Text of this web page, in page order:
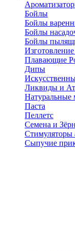
Бойлы
Бойлы
Бойлы
Бойлы
Плавающие
Дипы
Ликвиды и
Натуральные
Паста
Пеллетс
Семена и
Стимуляторы
Сыпучие